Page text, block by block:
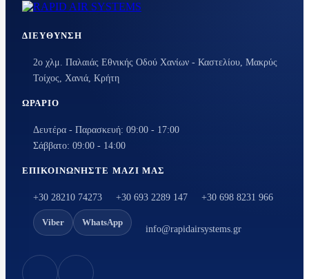
ΔΙΕΎΘΥΝΣΗ
2ο χλμ. Παλαιάς Εθνικής Οδού Χανίων - Καστελίου, Μακρύς
Τοίχος, Χανιά, Κρήτη
ΩΡΆΡΙΟ
Δευτέρα - Παρασκευή: 09:00 - 17:00
Σάββατο: 09:00 - 14:00
ΕΠΙΚΟΙΝΩΝΉΣΤΕ ΜΑΖΊ ΜΑΣ
+30 28210 74273 +30 693 2289 147 +30 698 8231 966
Viber WhatsApp
info@rapidairsystems.gr